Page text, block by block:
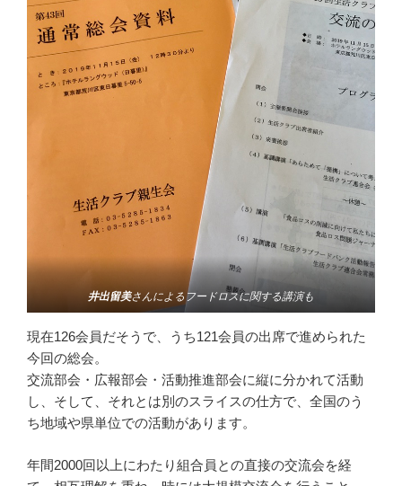
井出留美さんによるフードロスに関する講演も
現在126会員だそうで、うち121会員の出席で進められた
今回の総会。
交流部会・広報部会・活動推進部会に縦に分かれて活動
し、そして、それとは別のスライスの仕方で、全国のう
ち地域や県単位での活動があります。
年間2000回以上にわたり組合員との直接の交流会を経